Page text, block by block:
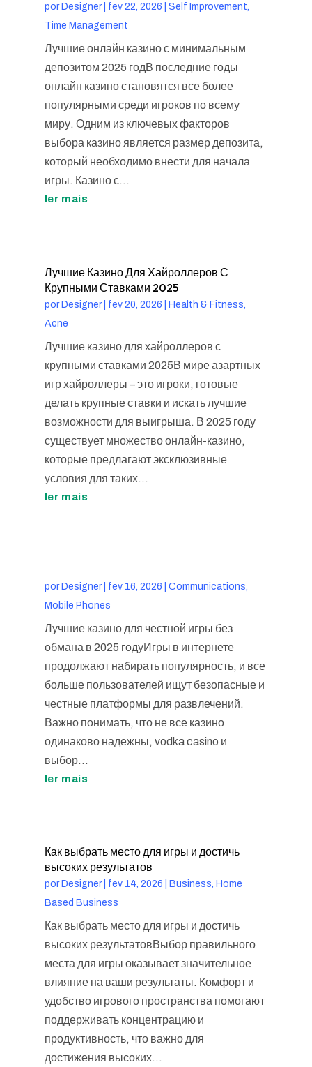
por Designer| fev 22, 2026
Self Improvement,
Time Management
Лучшие онлайн казино с минимальным
депозитом 2025 годВ последние годы
онлайн казино становятся все более
популярными среди игроков по всему
миру. Одним из ключевых факторов
выбора казино является размер депозита,
который необходимо внести для начала
игры. Казино с...
ler mais
Лучшие Казино Для Хайроллеров С
Крупными Ставками 2025
porDesigner| fev 20, 2026
Health & Fitness,
Acne
Лучшие казино для хайроллеров с
крупными ставками 2025В мире азартных
игр хайроллеры – это игроки, готовые
делать крупные ставки и искать лучшие
возможности для выигрыша. В 2025 году
существует множество онлайн-казино,
которые предлагают эксклюзивные
условия для таких...
ler mais
por Designer| fev 16, 2026
Communications,
Mobile Phones
Лучшие казино для честной игры без
обмана в 2025 годуИгры в интернете
продолжают набирать популярность, и все
больше пользователей ищут безопасные и
честные платформы для развлечений.
Важно понимать, что не все казино
одинаково надежны, vodka casino и
выбор...
ler mais
Как выбрать место для игры и достичь
высоких результатов
por Designer| fev 14, 2026
Business, Home
Based Business
Как выбрать место для игры и достичь
высоких результатовВыбор правильного
места для игры оказывает значительное
влияние на ваши результаты. Комфорт и
удобство игрового пространства помогают
поддерживать концентрацию и
продуктивность, что важно для
достижения высоких...